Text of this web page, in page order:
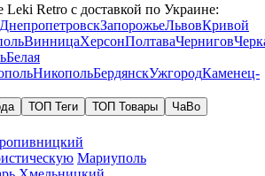
Retro с доставкой по Украине:
ДнепропетровскЗапорожьеЛьвовКривой
ВинницаХерсонПолтаваЧернигов
Белая
НикопольБердянскУжгородКаменец-
ТОП Теги ТОП Товары
ЧаВо
Мариуполь